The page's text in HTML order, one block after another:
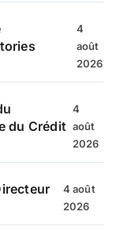
4
août
2026
du Crédit
4
août
2026
4 août
2026